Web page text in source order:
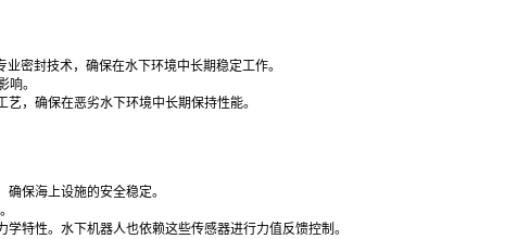
密封技术，确保在水下环境中长期稳定工作。
响。
，确保在恶劣水下环境中长期保持性能。
保海上设施的安全稳定。
特性。水下机器人也依赖这些传感器进行力值反馈控制。